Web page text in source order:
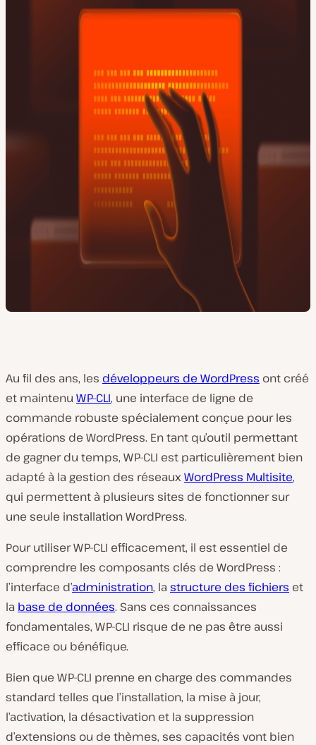
Au fil des ans, les développeurs de WordPress ont créé
et maintenu WP-CLI, une interface de ligne de
commande robuste spécialement conçue pour les
opérations de WordPress. En tant qu’outil permettant
de gagner du temps, WP-CLI est particulièrement bien
adapté à la gestion des réseauxWordPress Multisite,
qui permettent à plusieurs sites de fonctionner sur
une seule installation WordPress.
Pour utiliser WP-CLI efficacement, il est essentiel de
comprendre les composants clés de WordPress :
l’interface d’administration, la structure des fichiers et
la base de données. Sans ces connaissances
fondamentales, WP-CLI risque de ne pas être aussi
efficace ou bénéfique.
Bien que WP-CLI prenne en charge des commandes
standard telles que l’installation, la mise à jour,
l’activation, la désactivation et la suppression
d’extensions ou de thèmes, ses capacités vont bien